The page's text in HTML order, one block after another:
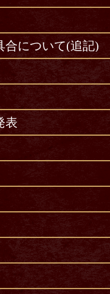
合について(追記)
表